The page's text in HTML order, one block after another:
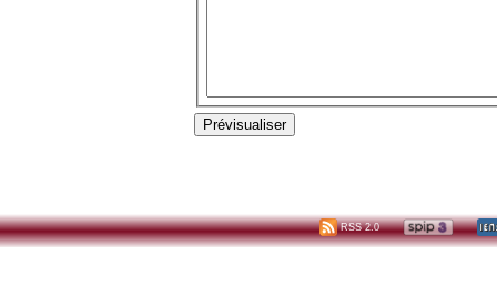
RSS 2.0